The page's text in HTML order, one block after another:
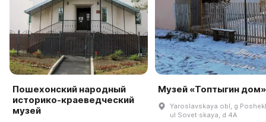
Пошехонский народный
историко-краеведческий
музей
Музей «Топтыгин дом»
Yaroslavskaya obl, g
ul Sovet·skaya, d 4A